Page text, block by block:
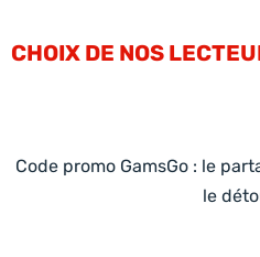
CHOIX DE NOS
Code promo GamsGo : le
le